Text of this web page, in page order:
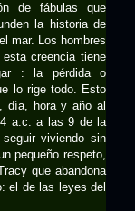
de fábulas que
la historia de
mar. Los hombres
creencia tiene
: la pérdida o
lo rige todo. Esto
día, hora y año al
a.c. a las 9 de la
viviendo sin
pequeño respeto,
que abandona
el de las leyes del